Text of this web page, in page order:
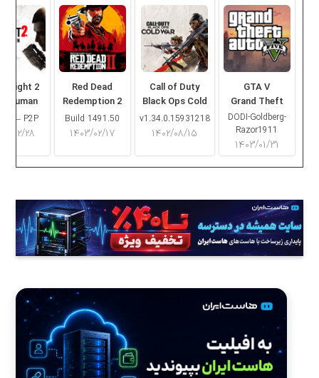
GTA V
Grand Theft
Auto V
DODI-Goldberg-
Razor1911
۱۴۰۳/۰۱/۳۱
Call of Duty
Black Ops Cold
War
v1.34.0.15931218
۱۴۰۲/۰۸/۱۵
Red Dead
Redemption 2
Build 1491.50
۱۴۰۳/۰۲/۱۷
Light 2
Human
– P2P
۱۴۰۳/